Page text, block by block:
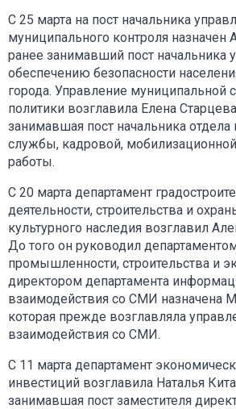
С 25 марта на пост начальника
муниципального контроля
ранее занимавший пост начальника
обеспечению безопасности
города. Управление муниципальной
политики возглавила Елена
занимавшая пост начальника
службы, кадровой,
работы.
С 20 марта департамент
деятельности, строительства и
культурного наследия возглавил
До того он руководил
промышленности, строительства и
директором департамента
взаимодействия со СМИ назначена
которая прежде возглавляла
взаимодействия со СМИ.
С 11 марта департамент
инвестиций возглавила Наталья
занимавшая пост заместителя